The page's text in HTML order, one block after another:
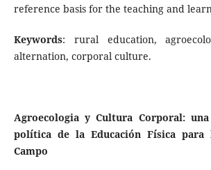
reference basis for the teaching and
Keywords: rural education,
alternation, corporal culture.
Agroecologia y Cultura Corporal:
política de la Educación Física para
Campo